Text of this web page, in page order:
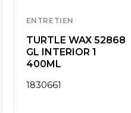
ENTRETIEN
TURTLE WAX 52868
GL INTERIOR 1
400ML
1830661